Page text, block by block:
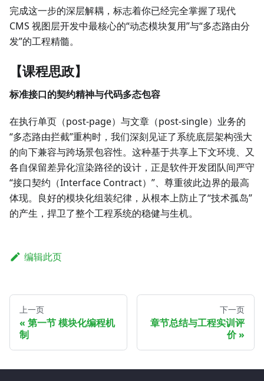
完成这一步的深层解耦，标志着你已经完全掌握了现代
CMS 视图层开发中最核心的“动态模块复用”与“多态路由分
发”的工程精髓。
【课程思政】
标准接口的契约精神与代码多态包容
在执行单页（post-page）与文章（post-single）业务的
“多态路由拦截”重构时，我们深刻见证了系统底层架构强大
的向下兼容与跨场景包容性。这种基于共享上下文环境、又
各自保留差异化渲染路径的设计，正是软件开发团队间严守
“接口契约（Interface Contract）”、尊重彼此边界的最高
体现。良好的模块化组装纪律，从根本上防止了“技术孤岛”
的产生，捍卫了整个工程系统的稳健与生机。
编辑此页
上一页
第一节 模块化编程机
制
下一页
章节总结与工程实训评
价